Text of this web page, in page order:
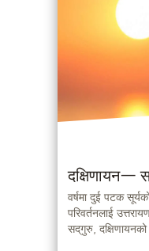
दक्षिणायन—
वर्षमा दुई पटक
परिवर्तनलाई
सद्‌गुरु,